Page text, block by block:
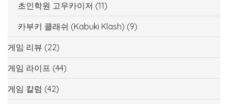
초인학원 고우카이저 (11)
카부키 클래쉬 (Kabuki Klash) (9)
게임 리뷰 (22)
게임 라이프 (44)
게임 칼럼 (42)